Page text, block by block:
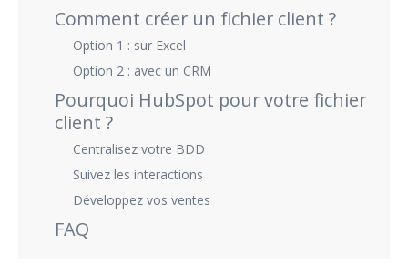
Comment créer un fichier client ?
Option 1 : sur Excel
Option 2 : avec un CRM
Pourquoi HubSpot pour votre fichier
client ?
Centralisez votre BDD
Suivez les interactions
Développez vos ventes
FAQ